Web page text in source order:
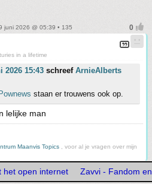
juni 2026 @ 05:39 • 135
in a lifetime
2026 15:43 schreef ArnieAlberts
staan er trouwens ook op.
lelijke man
Maanvis Topics , voor al je vragen over mijn
het open internet Zavvi - Fandom